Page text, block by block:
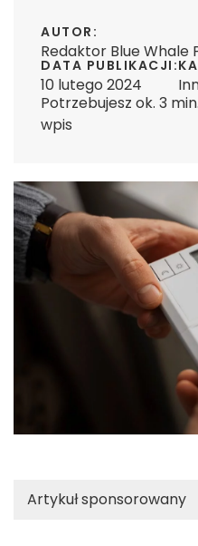
AUTOR:
Redaktor Blue Whale
DATA PUBLIKACJI:
10 lutego 2024
Potrzebujesz ok. 3
wpis
Artykuł sponsorowany